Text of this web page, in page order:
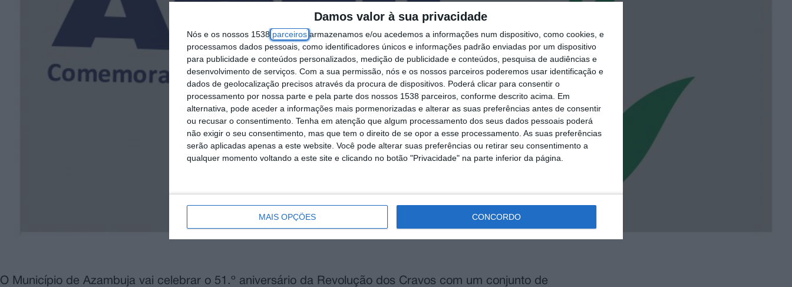
Damos valor à sua privacidade
Nós e os nossos 1538 parceiros armazenamos e/ou acedemos a informações num dispositivo, como cookies, e
processamos dados pessoais, como identificadores únicos e informações padrão enviadas por um dispositivo
para publicidade e conteúdos personalizados, medição de publicidade e conteúdos, pesquisa de audiências e
desenvolvimento de serviços. Com a sua permissão, nós e os nossos parceiros poderemos usar identificação e
dados de geolocalização precisos através da procura de dispositivos. Poderá clicar para consentir o
processamento por nossa parte e pela parte dos nossos 1538 parceiros, conforme descrito acima. Em
alternativa, pode aceder a informações mais pormenorizadas e alterar as suas preferências antes de consentir
ou recusar o consentimento. Tenha em atenção que algum processamento dos seus dados pessoais poderá
não exigir o seu consentimento, mas que tem o direito de se opor a esse processamento. As suas preferências
serão aplicadas apenas a este website. Você pode alterar suas preferências ou retirar seu consentimento a
qualquer momento voltando a este site e clicando no botão "Privacidade" na parte inferior da página.
MAIS OPÇÕES CONCORDO
O Município de Azambuja vai celebrar o 51.º aniversário da Revolução dos Cravos com um conjunto de